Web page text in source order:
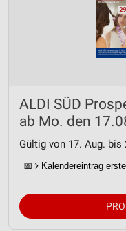
ALDI SÜD
ab Mo. den
Gültig von 17. Aug. bis
📅 Kalendereintrag